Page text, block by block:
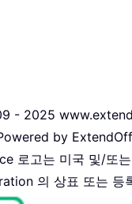
- 2025
by
로고는 미국 및/또는
의 상표 또는 등